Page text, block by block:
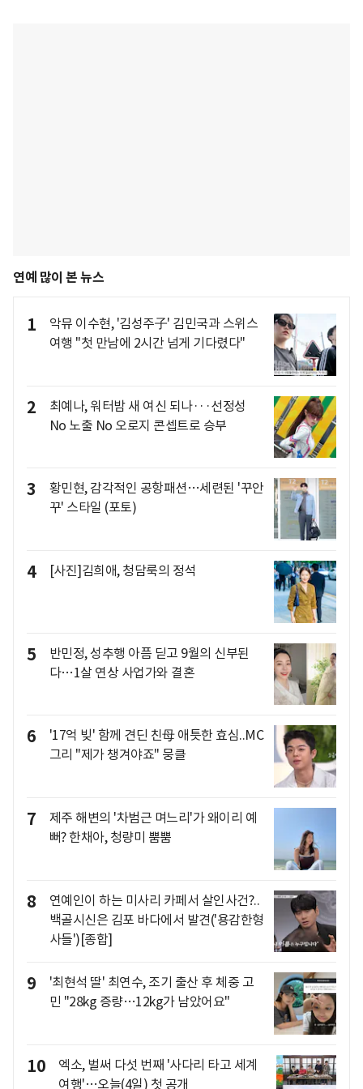
연예 많이 본 뉴스
1
악뮤 이수현, '김성주子' 김민국과 스위스
여행 "첫 만남에 2시간 넘게 기다렸다"
2
최예나, 워터밤 새 여신 되나···선정성
No 노출 No 오로지 콘셉트로 승부
3
황민현, 감각적인 공항패션…세련된 '꾸안
꾸' 스타일 (포토)
4 [사진]김희애, 청담룩의 정석
5
반민정, 성추행 아픔 딛고 9월의 신부된
다…1살 연상 사업가와 결혼
6
'17억 빚' 함께 견딘 친母 애틋한 효심..MC
그리 "제가 챙겨야죠" 뭉클
7
제주 해변의 '차범근 며느리'가 왜이리 예
뻐? 한채아, 청량미 뿜뿜
8
연예인이 하는 미사리 카페서 살인사건?..
백골시신은 김포 바다에서 발견('용감한형
사들')[종합]
9
'최현석 딸' 최연수, 조기 출산 후 체중 고
민 "28kg 증량…12kg가 남았어요"
10
엑소, 벌써 다섯 번째 '사다리 타고 세계
여행'…오늘(4일) 첫 공개